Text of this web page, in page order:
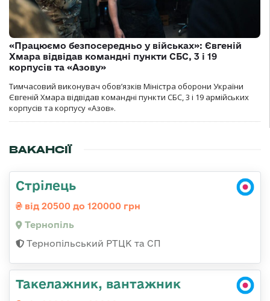
«Працюємо безпосередньо у військах»: Євгеній
Хмара відвідав командні пункти СБС, 3 і 19
корпусів та «Азову»
Тимчасовий виконувач обов’язків Міністра оборони України
Євгеній Хмара відвідав командні пункти СБС, 3 і 19 армійських
корпусів та корпусу «Азов».
ВАКАНСІЇ
Стрілець
від 20500 до 120000 грн
Тернопіль
Тернопільський РТЦК та СП
Такелажник, вантажник